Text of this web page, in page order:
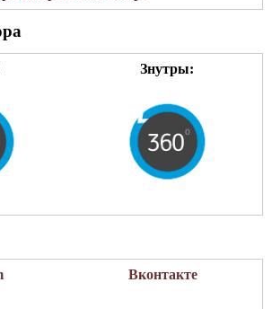
Знутры:
Вконтакте